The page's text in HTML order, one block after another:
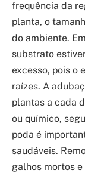
frequência da
planta, o
do ambiente.
substrato
excesso, pois o
raízes. A
plantas a cada
ou químico,
poda é
saudáveis.
galhos mortos